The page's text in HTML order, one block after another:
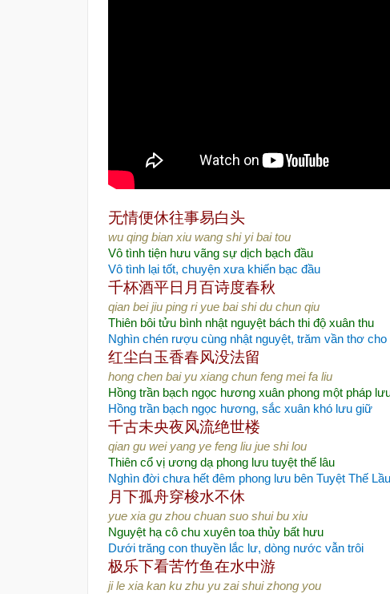
无情便休往事易白头
wu qing bian xiu wang shi yi bai tou
Vô tình tiện hưu vãng sự dịch bạch đầu
Vô tình lại tốt, chuyện xưa khiến bạc đầu
千杯酒平日月百诗度春秋
qian bei jiu ping ri yue bai shi du chun qiu
Thiên bôi tửu bình nhật nguyệt bách thi độ xuân thu
Nghìn chén rượu cùng nhật nguyệt, trăm vần thơ cho
红尘白玉香春风没法留
hong chen bai yu xiang chun feng mei fa liu
Hồng trần bạch ngọc hương xuân phong một pháp
Hồng trần bạch ngọc hương, sắc xuân khó lưu giữ
千古未央夜风流绝世楼
qian gu wei yang ye feng liu jue shi lou
Thiên cổ vị ương dạ phong lưu tuyệt thế lâu
Nghìn đời chưa hết đêm phong lưu bên Tuyệt Thế Lầu
月下孤舟穿梭水不休
yue xia gu zhou chuan suo shui bu xiu
Nguyệt hạ cô chu xuyên toa thủy bất hưu
Dưới trăng con thuyền lắc lư, dòng nước vẫn trôi
极乐下看苦竹鱼在水中游
ji le xia kan ku zhu yu zai shui zhong you